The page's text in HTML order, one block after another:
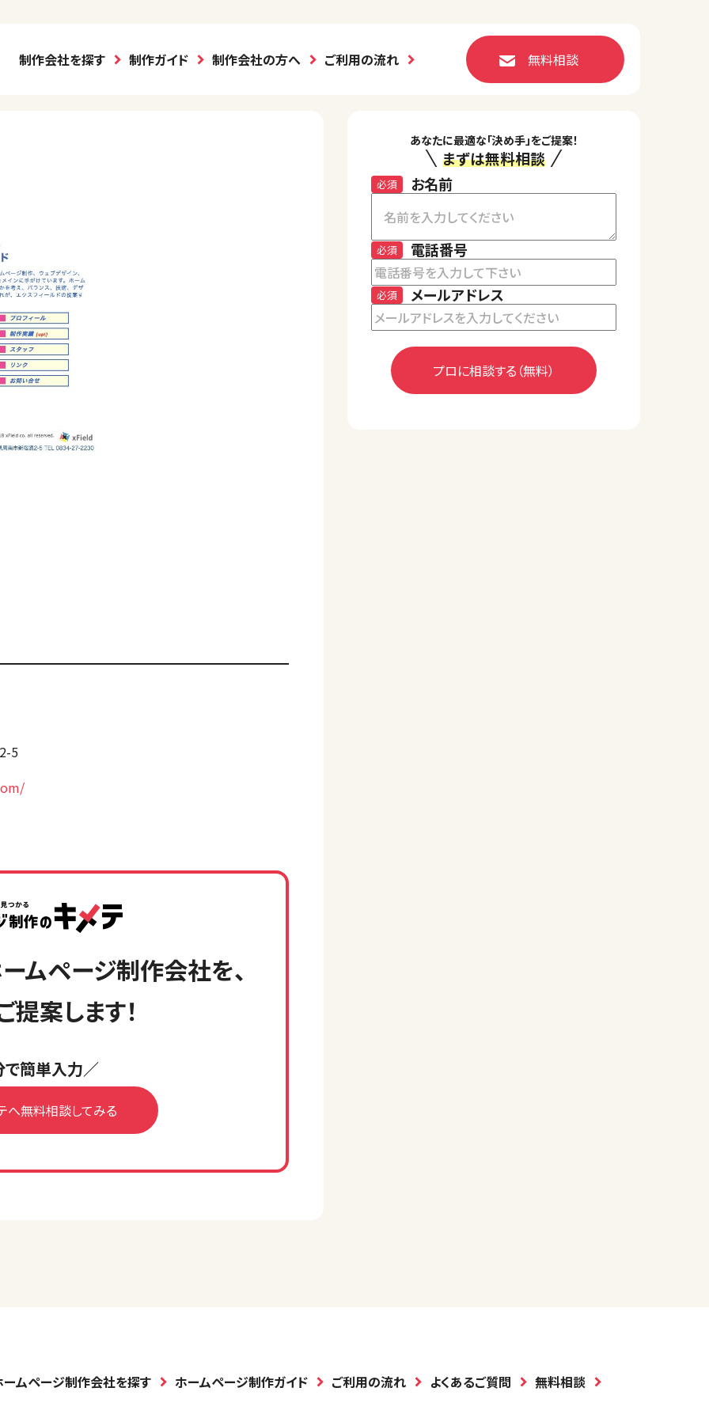
制作会社を探す 制作ガイド 制作会社の方へ ご利用の流れ 無料相談
5
ムページ制作会社を、
提案します！
簡単入力／
へ無料相談してみる
あなたに最適な「決め手」をご提案！
まずは無料相談
お名前
必須
電話番号
必須
メールアドレス
必須
ームページ制作会社を探す ホームページ制作ガイド ご利用の流れ よくあるご質問 無料相談